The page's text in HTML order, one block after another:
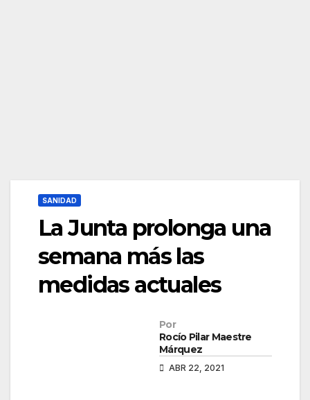
SANIDAD
La Junta prolonga una
semana más las
medidas actuales
Por
Rocío Pilar Maestre
Márquez
ABR 22, 2021